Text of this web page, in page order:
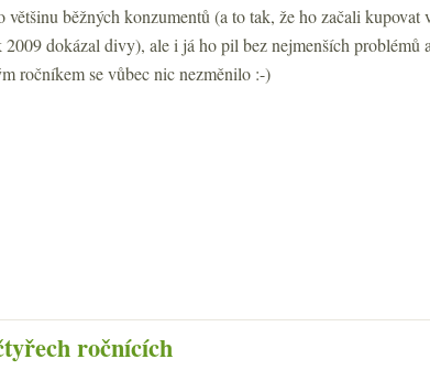
většinu běžných konzumentů (a to tak, že ho začali kupovat
dokázal divy), ale i já ho pil bez nejmenších problémů
ročníkem se vůbec nic nezměnilo :-)
ročnících